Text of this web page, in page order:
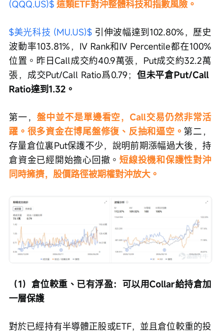
(QQQ.US)$ 這類ETF對沖整體科技和指數風險。
$美光科技 (MU.US)$ 引伸波幅達到102.80%，歷史
波動率103.81%，IV Rank和IV Percentile都在100%
位置。昨日Call成交約40.9萬張，Put成交約32.2萬
張，成交Put/Call Ratio爲0.79； 但未平倉Put/Call
Ratio達到1.32。
第一， 盤中並不是單邊看空，Call交易仍然非常活
躍。很多資金在博尾盤修復、反抽和逼空。 第二，
存量倉位裏Put保護不少，說明前期漲幅過大後，持
倉資金已經開始擔心回撤。短線投機和保護性對沖
同時擁擠，股價路徑被期權對沖放大。
（1）倉位較重、已有浮盈：可以用Collar給持倉加
一層保護
對於已經持有半導體正股或ETF，並且倉位較重的投